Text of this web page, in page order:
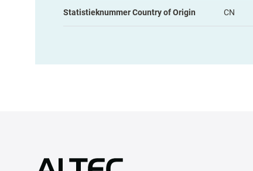
Statistieknummer Country of Origin CN